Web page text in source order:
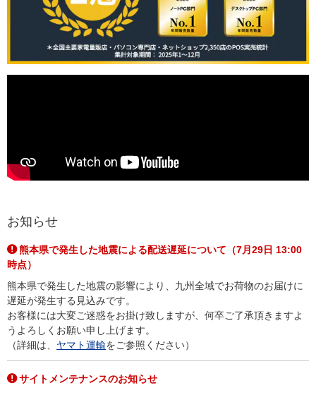
お知らせ
熊本県で発生した地震による配送遅延について（7月29日 13:00
時点）
熊本県で発生した地震の影響により、九州全域でお荷物のお届けに
遅延が発生する見込みです。
お客様には大変ご迷惑をお掛け致しますが、何卒ご了承頂きますよ
うよろしくお願い申し上げます。
（詳細は、 ヤマト運輸をご参照ください）
サイトメンテナンスのお知らせ